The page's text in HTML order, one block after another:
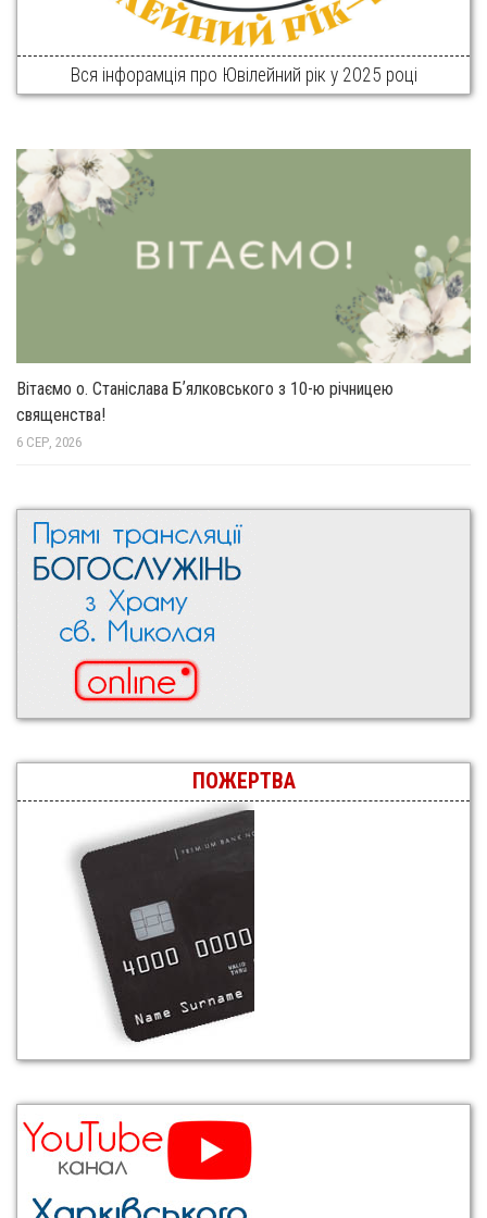
Вся інфорамція про Ювілейний рік у 2025 році
Вітаємо о. Станіслава Бʼялковського з 10-ю річницею
священства!
6 СЕР, 2026
ПОЖЕРТВА